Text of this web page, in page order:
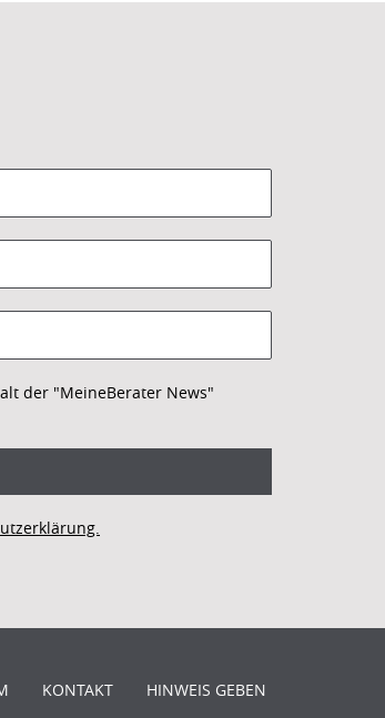
der "MeineBerater News"
KONTAKT HINWEIS GEBEN